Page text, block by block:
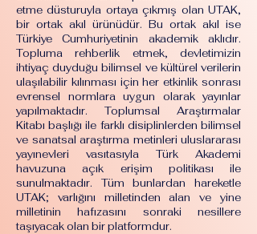
etme düsturuyla ortaya çıkmış olan UTAK,
bir ortak akıl ürünüdür. Bu ortak akıl ise
Türkiye Cumhuriyetinin akademik aklıdır.
Topluma rehberlik etmek, devletimizin
ihtiyaç duyduğu bilimsel ve kültürel verilerin
ulaşılabilir kılınması için her etkinlik sonrası
evrensel normlara uygun olarak yayınlar
yapılmaktadır. Toplumsal Araştırmalar
Kitabı başlığı ile farklı disiplinlerden bilimsel
ve sanatsal araştırma metinleri uluslararası
yayınevleri vasıtasıyla Türk Akademi
havuzuna açık erişim politikası ile
sunulmaktadır. Tüm bunlardan hareketle
UTAK; varlığını milletinden alan ve yine
milletinin hafızasını sonraki nesillere
taşıyacak olan bir platformdur.